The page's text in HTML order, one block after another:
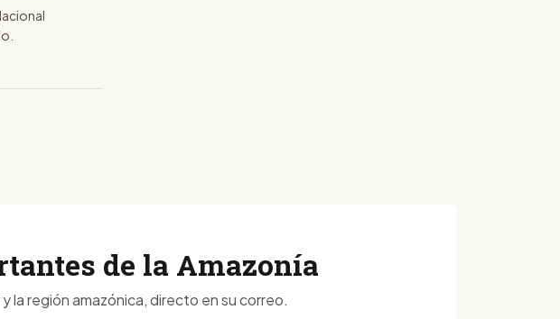
de la Amazonía
la región amazónica, directo en su correo.